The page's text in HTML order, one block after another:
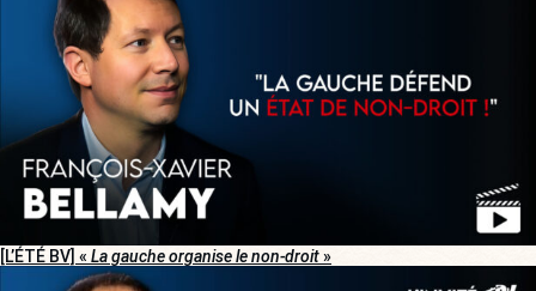
[L’ÉTÉ BV] « La gauche organise le non-droit»